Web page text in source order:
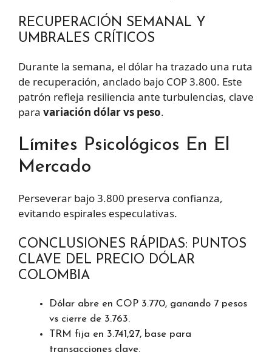
RECUPERACIÓN SEMANAL Y
UMBRALES CRÍTICOS
Durante la semana, el dólar ha trazado una ruta
de recuperación, anclado bajo COP 3.800. Este
patrón refleja resiliencia ante turbulencias, clave
para variación dólar vs peso.
Límites Psicológicos En El
Mercado
Perseverar bajo 3.800 preserva confianza,
evitando espirales especulativas.
CONCLUSIONES RÁPIDAS: PUNTOS
CLAVE DEL PRECIO DÓLAR
COLOMBIA
Dólar abre en COP 3.770, ganando 7 pesos
vs cierre de 3.763.
TRM fija en 3.741,27, base para
transacciones clave.